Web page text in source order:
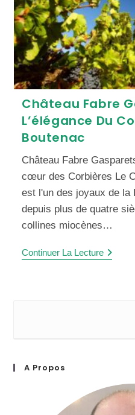
Château Fabre
L’élégance Du
Boutenac
Château Fabre
cœur des Corbières Le
est l'un des joyaux de la
depuis plus de quatre
collines miocènes…
Continuer La Lecture
A Propos